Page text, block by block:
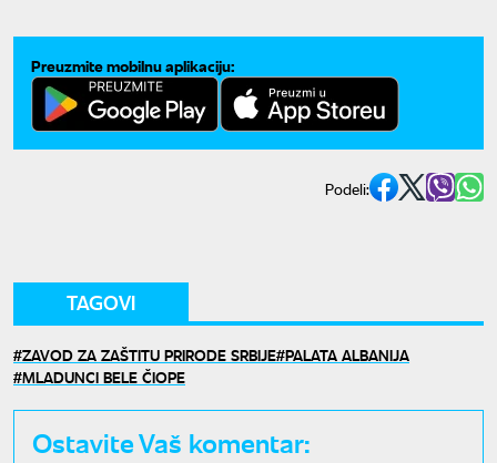
Preuzmite mobilnu aplikaciju:
Podeli:
TAGOVI
ZAVOD ZA ZAŠTITU PRIRODE SRBIJE PALATA ALBANIJA
MLADUNCI BELE ČIOPE
Ostavite Vaš komentar: